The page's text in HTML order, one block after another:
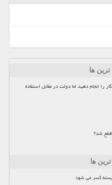
ترین ها
را انجام دهید اما دولت در مقابل استفاده
قطع شد؟
ها
بسته کسر می شود